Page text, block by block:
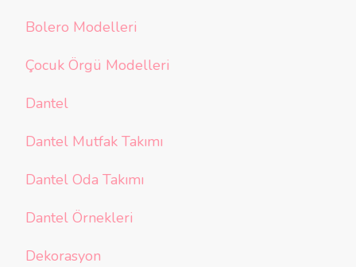
Bolero Modelleri
Çocuk Örgü Modelleri
Dantel
Dantel Mutfak Takımı
Dantel Oda Takımı
Dantel Örnekleri
Dekorasyon